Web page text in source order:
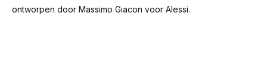
ontworpen door Massimo Giacon voor Alessi.